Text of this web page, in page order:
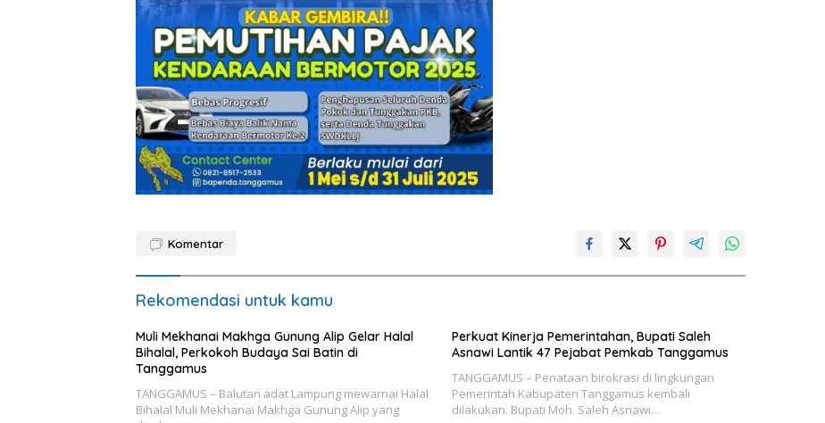
Komentar
Rekomendasi untuk kamu
Muli Mekhanai Makhga Gunung Alip Gelar Halal
Bihalal, Perkokoh Budaya Sai Batin di
Tanggamus
TANGGAMUS – Balutan adat Lampung mewarnai Halal
Bihalal Muli Mekhanai Makhga Gunung Alip yang
Perkuat Kinerja Pemerintahan, Bupati Saleh
Asnawi Lantik 47 Pejabat Pemkab Tanggamus
TANGGAMUS – Penataan birokrasi di lingkungan
Pemerintah Kabupaten Tanggamus kembali
dilakukan. Bupati Moh. Saleh Asnawi…